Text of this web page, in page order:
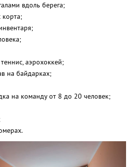
вдоль берега;
аэрохоккей;
на байдарках;
на команду от 8 до 20 человек;